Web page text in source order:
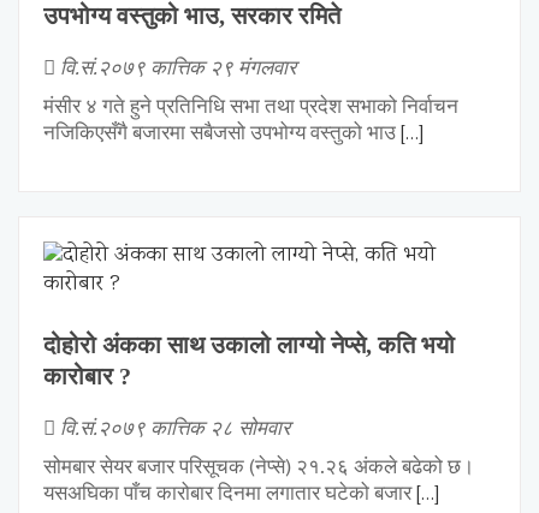
उपभोग्य वस्तुको भाउ, सरकार रमिते
वि.सं.२०७९ कात्तिक २९ मंगलवार
मंसीर ४ गते हुने प्रतिनिधि सभा तथा प्रदेश सभाको निर्वाचन
नजिकिएसँगै बजारमा सबैजसो उपभोग्य वस्तुको भाउ[…]
दोहोरो अंकका साथ उकालो लाग्यो नेप्से, कति भयो
कारोबार ?
वि.सं.२०७९ कात्तिक २८ सोमवार
सोमबार सेयर बजार परिसूचक (नेप्से) २१.२६ अंकले बढेको छ।
यसअघिका पाँच कारोबार दिनमा लगातार घटेको बजार[…]